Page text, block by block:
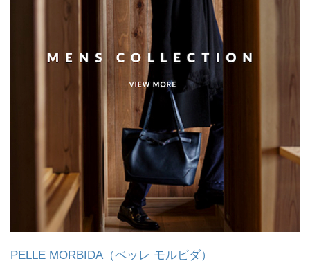
PELLE MORBIDA（ペッレ モルビダ）